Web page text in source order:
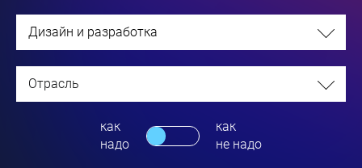
Дизайн и разработка
Отрасль
как
надо
как
не надо